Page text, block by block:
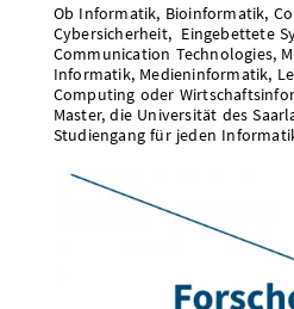
Ob Informatik, Bioinformatik,
Cybersicherheit, Eingebettete
Communication Technologies,
Informatik, Medieninformatik,
Computing oder
Master, die Universität des
Studiengang für jeden